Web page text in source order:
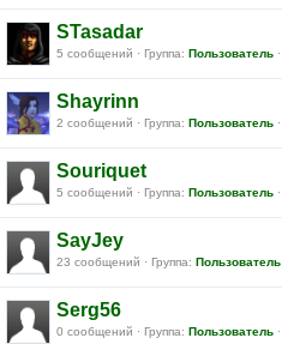
STasadar
5 сообщений · Группа: Пользователь ·
Shayrinn
2 сообщений · Группа: Пользователь ·
Souriquet
5 сообщений · Группа: Пользователь ·
SayJey
23 сообщений · Группа: Пользователь
Serg56
0 сообщений · Группа: Пользователь ·